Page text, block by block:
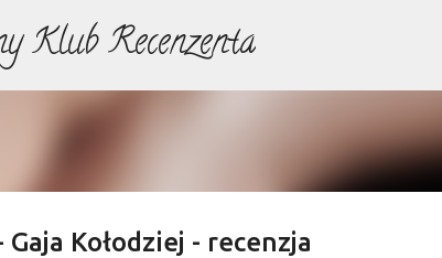
Klub Recenzenta
Kołodziej - recenzja